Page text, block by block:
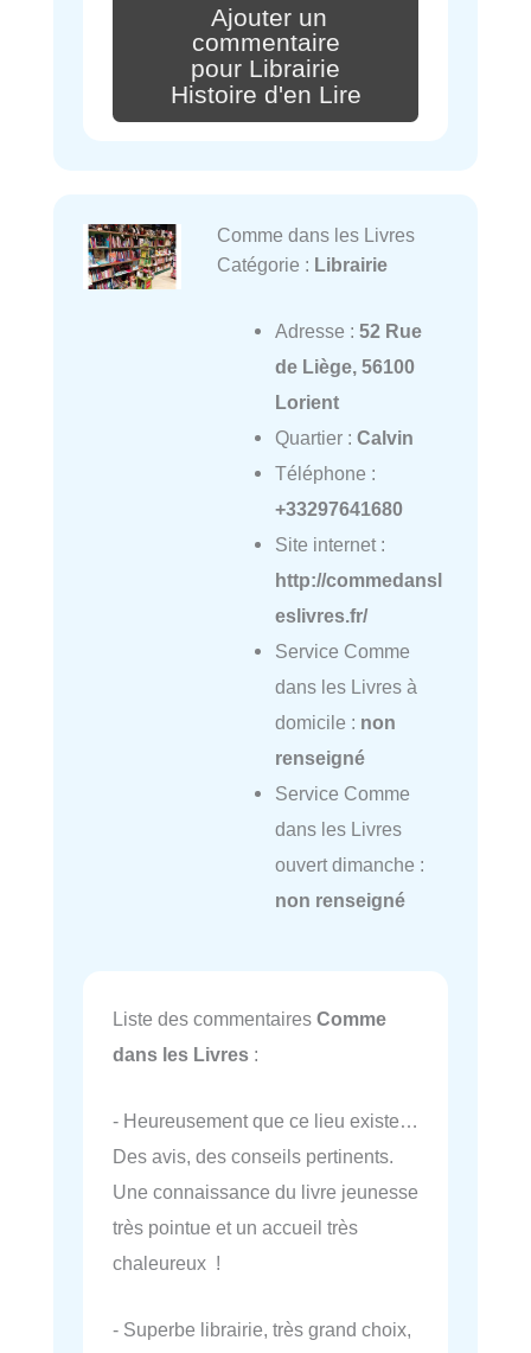
Ajouter un
commentaire
pour Librairie
Histoire d'en Lire
Comme dans les Livres
Catégorie : Librairie
Adresse : 52 Rue
de Liège, 56100
Lorient
Quartier : Calvin
Téléphone :
+33297641680
Site internet :
http://commedansl
eslivres.fr/
Service Comme
dans les Livres à
domicile : non
renseigné
Service Comme
dans les Livres
ouvert dimanche :
non renseigné
Liste des commentaires Comme
dans les Livres :
- Heureusement que ce lieu existe…
Des avis, des conseils pertinents.
Une connaissance du livre jeunesse
très pointue et un accueil très
chaleureux !
- Superbe librairie, très grand choix,